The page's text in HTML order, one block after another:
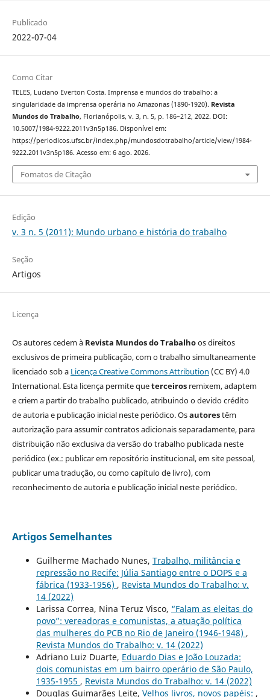
Publicado
2022-07-04
Como Citar
TELES, Luciano Everton Costa. Imprensa e mundos do trabalho: a
singularidade da imprensa operária no Amazonas (1890-1920). Revista
Mundos do Trabalho, Florianópolis, v. 3, n. 5, p. 186–212, 2022. DOI:
10.5007/1984-9222.2011v3n5p186. Disponível em:
https://periodicos.ufsc.br/index.php/mundosdotrabalho/article/view/1984-
9222.2011v3n5p186. Acesso em: 6 ago. 2026.
Fomatos de Citação
Edição
v. 3 n. 5 (2011): Mundo urbano e história do trabalho
Seção
Artigos
Licença
Os autores cedem à Revista Mundos do Trabalhoos direitos
exclusivos de primeira publicação, com o trabalho simultaneamente
licenciado sob a Licença Creative Commons Attribution (CC BY) 4.0
International. Esta licença permite queterceirosremixem, adaptem
e criem a partir do trabalho publicado, atribuindo o devido crédito
de autoria e publicação inicial neste periódico. Osautorestêm
autorização para assumir contratos adicionais separadamente, para
distribuição não exclusiva da versão do trabalho publicada neste
periódico (ex.: publicar em repositório institucional, em site pessoal,
publicar uma tradução, ou como capítulo de livro), com
reconhecimento de autoria e publicação inicial neste periódico.
Artigos Semelhantes
Guilherme Machado Nunes, Trabalho, militância e
repressão no Recife: Júlia Santiago entre o DOPS e a
fábrica (1933-1956) , Revista Mundos do Trabalho: v.
14 (2022)
Larissa Correa, Nina Teruz Visco, “Falam as eleitas do
povo”: vereadoras e comunistas, a atuação política
das mulheres do PCB no Rio de Janeiro (1946-1948) ,
Revista Mundos do Trabalho: v. 14 (2022)
Adriano Luiz Duarte, Eduardo Dias e João Louzada:
dois comunistas em um bairro operário de São Paulo,
1935-1955 , Revista Mundos do Trabalho: v. 14 (2022)
Douglas Guimarães Leite, Velhos livros, novos papéis: ,